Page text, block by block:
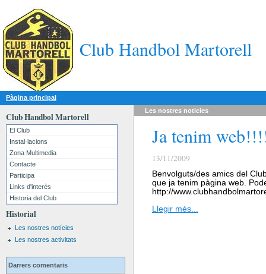
Club Handbol Martorell
Pàgina principal
Club Handbol Martorell
El Club
Instal·lacions
Zona Multimedia
Contacte
Participa
Links d'interès
Historia del Club
Historial
Les nostres notícies
Les nostres activitats
Darrers comentaris
Les nostres noticies
Ja tenim
13/11/2009
Benvolguts/des amics del
que ja tenim pàgina web.
http://
Llegir més...